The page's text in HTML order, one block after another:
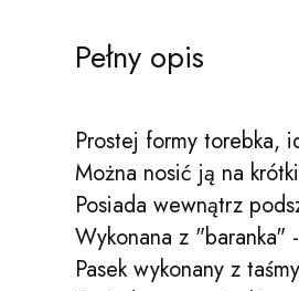
Pełny opis
Prostej formy torebka,
Można nosić ją na
Posiada wewnątrz
Wykonana z "baranka"
Pasek wykonany z